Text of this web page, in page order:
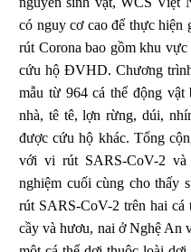
có nguy cơ cao để thực
rút Corona bao gồm khu
cứu hộ ĐVHD. Chương
mẫu từ 964 cá thể động
nhà, tê tê, lợn rừng, dúi,
được cứu hộ khác. Tổng
với vi rút SARS-CoV-2
nghiệm cuối cùng cho thấy
rút SARS-CoV-2 trên hai cá
cầy và hươu, nai ở Nghệ An